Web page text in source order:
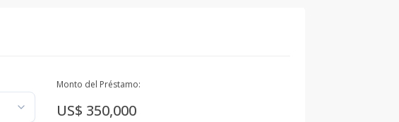
Monto del Préstamo:
US$ 350,000